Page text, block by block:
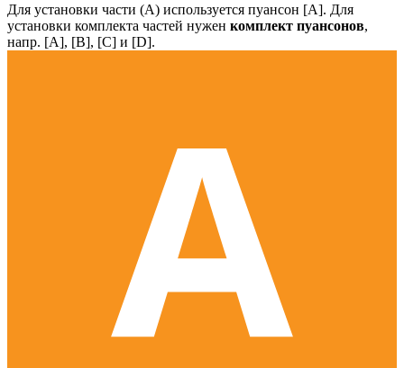
Для установки части (А) используется пуансон [А]. Для
установки комплекта частей нужен комплект пуансонов,
напр. [А], [B], [С] и [D].